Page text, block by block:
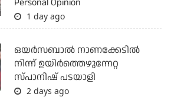
1 day ago
ഒയര്‍സബാൽ നാണക്കേടിൽ
നിന്ന് ഉയിർത്തെഴുന്നേറ്റ
സ്പാനിഷ് പടയാളി
2 days ago